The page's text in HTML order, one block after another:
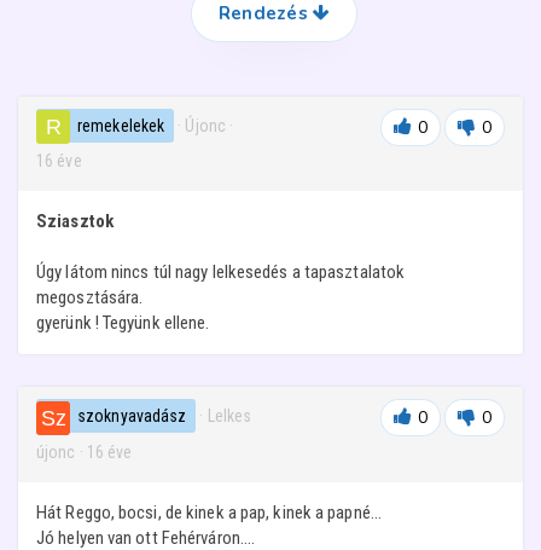
Rendezés
remekelekek · Újonc ·
16 éve
0 0
Sziasztok
Úgy látom nincs túl nagy lelkesedés a tapasztalatok
megosztására.
gyerünk ! Tegyünk ellene.
szoknyavadász
· Lelkes
újonc · 16 éve
0 0
Hát Reggo, bocsi, de kinek a pap, kinek a papné...
Jó helyen van ott Fehérváron....